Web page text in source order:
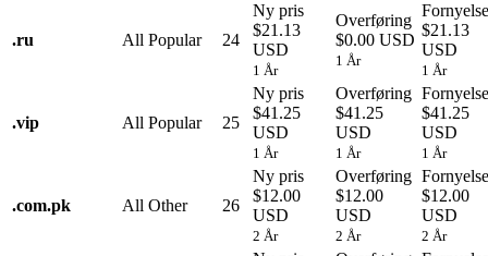
.ru All Popular 24
Ny pris
$21.13
USD
1 År
Overføring
$0.00 USD
1 År
Fornyelse
$21.13
USD
1 År
.vip All Popular 25
Ny pris
$41.25
USD
1 År
Overføring
$41.25
USD
1 År
Fornyelse
$41.25
USD
1 År
.com.pk All Other 26
Ny pris
$12.00
USD
2 År
Overføring
$12.00
USD
2 År
Fornyelse
$12.00
USD
2 År